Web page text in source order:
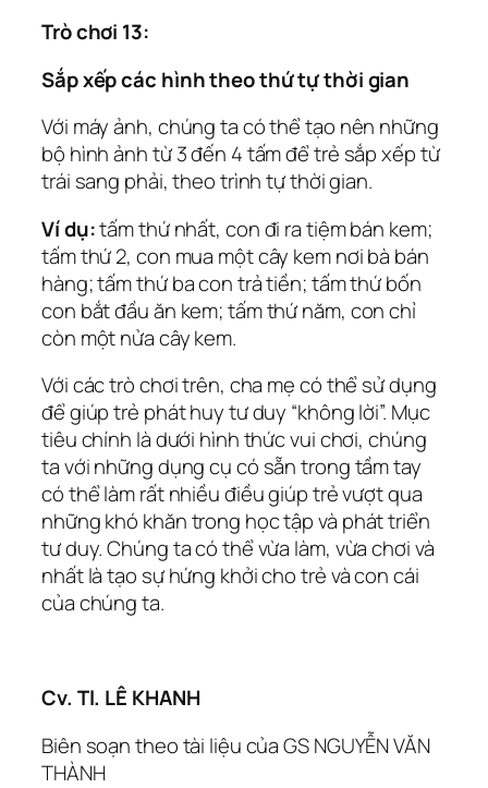
Trò chơi 13:
Sắp xếp các hình theo thứ tự thời gian
Với máy ảnh, chúng ta có thể tạo nên những
bộ hình ảnh từ 3 đến 4 tấm để trẻ sắp xếp từ
trái sang phải, theo trình tự thời gian.
Ví dụ:tấm thứ nhất, con đi ra tiệm bán kem;
tấm thứ 2, con mua một cây kem nơi bà bán
hàng; tấm thứ ba con trả tiền; tấm thứ bốn
con bắt đầu ăn kem; tấm thứ năm, con chỉ
còn một nửa cây kem.
Với các trò chơi trên, cha mẹ có thể sử dụng
để giúp trẻ phát huy tư duy “không lời”. Mục
tiêu chính là dưới hình thức vui chơi, chúng
ta với những dụng cụ có sẵn trong tầm tay
có thể làm rất nhiều điều giúp trẻ vượt qua
những khó khăn trong học tập và phát triển
tư duy. Chúng ta có thể vừa làm, vừa chơi và
nhất là tạo sự hứng khởi cho trẻ và con cái
của chúng ta.
Cv. Tl. LÊ KHANH
Biên soạn theo tài liệu của GS NGUYỄN VĂN
THÀNH